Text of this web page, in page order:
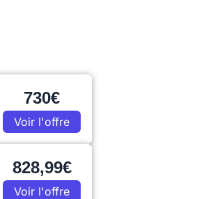
730€
Voir l'offre
828,99€
Voir l'offre